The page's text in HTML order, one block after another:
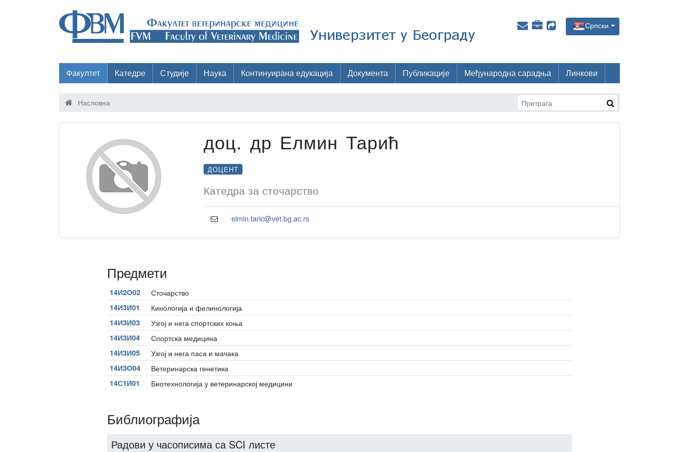
Српски
Факултет Катедре Студије Наука Континуирана едукација Документа Публикације Међународна сарадња Линкови
Насловна
доц. др Елмин Тарић
ДОЦЕНТ
Катедра за сточарство
elmin.taric@vet.bg.ac.rs
Предмети
14И2О02 Сточарство
14И3И01 Кинологија и фелинологија
14И3И03 Узгој и нега спортских коња
14И3И04 Спортска медицина
14И3И05 Узгој и нега паса и мачака
14И3О04 Ветеринарска генетика
14С1И01 Биотехнологија у ветеринарској медицини
Библиографија
Радови у часописима са SCI листе